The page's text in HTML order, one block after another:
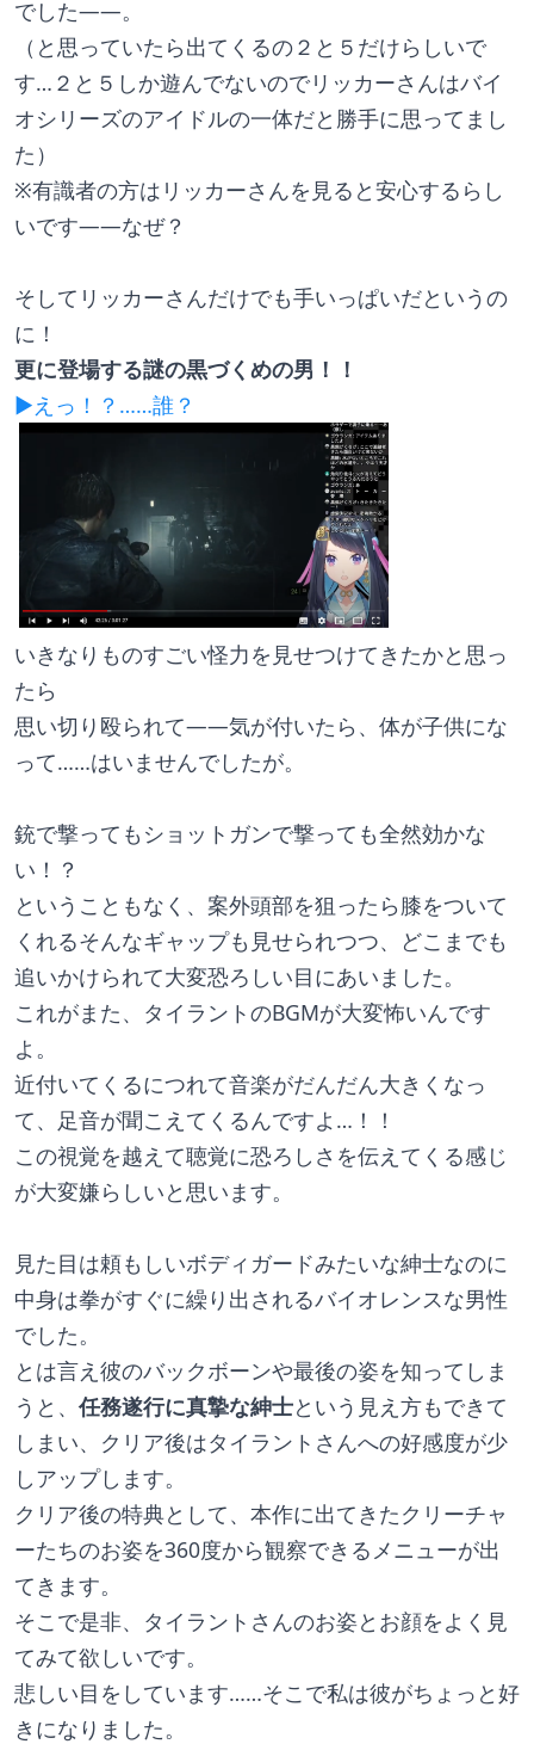
でした――。
（と思っていたら出てくるの２と５だけらしいで
す…２と５しか遊んでないのでリッカーさんはバイ
オシリーズのアイドルの一体だと勝手に思ってまし
た）
※有識者の方はリッカーさんを見ると安心するらし
いです――なぜ？
そしてリッカーさんだけでも手いっぱいだというの
に！
更に登場する謎の黒づくめの男！！
▶えっ！？……誰？
いきなりものすごい怪力を見せつけてきたかと思っ
たら
思い切り殴られて――気が付いたら、体が子供にな
って……はいませんでしたが。
銃で撃ってもショットガンで撃っても全然効かな
い！？
ということもなく、案外頭部を狙ったら膝をついて
くれるそんなギャップも見せられつつ、どこまでも
追いかけられて大変恐ろしい目にあいました。
これがまた、タイラントのBGMが大変怖いんです
よ。
近付いてくるにつれて音楽がだんだん大きくなっ
て、足音が聞こえてくるんですよ…！！
この視覚を越えて聴覚に恐ろしさを伝えてくる感じ
が大変嫌らしいと思います。
見た目は頼もしいボディガードみたいな紳士なのに
中身は拳がすぐに繰り出されるバイオレンスな男性
でした。
とは言え彼のバックボーンや最後の姿を知ってしま
うと、 任務遂行に真摯な紳士という見え方もできて
しまい、クリア後はタイラントさんへの好感度が少
しアップします。
クリア後の特典として、本作に出てきたクリーチャ
ーたちのお姿を360度から観察できるメニューが出
てきます。
そこで是非、タイラントさんのお姿とお顔をよく見
てみて欲しいです。
悲しい目をしています……そこで私は彼がちょっと好
きになりました。